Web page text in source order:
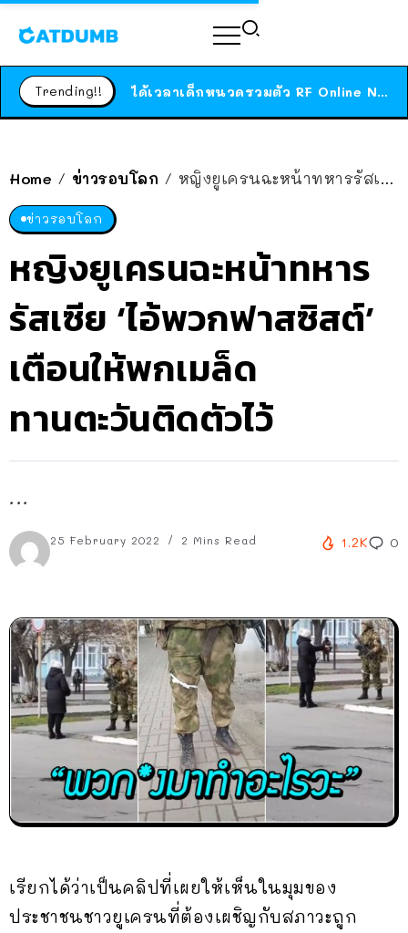
Trending!! ได้เวลาเด็กหนวดรวมตัว RF Online Next เปิดให้เล่นแล้ว เกม Sci-Fi MMORPG ระดับตำนาน เล่นได้ทั้งมือถือและ PC
Home / ข่าวรอบโลก / หญิงยูเครนฉะหน้าทหารรัสเซีย ‘ไอ้พวกฟาสซิสต์’ เตือนให้พกเมล็ดทานตะวันติดตัวไว้
ข่าวรอบโลก
หญิงยูเครนฉะหน้าทหาร
รัสเซีย ‘ไอ้พวกฟาสซิสต์’
เตือนให้พกเมล็ด
ทานตะวันติดตัวไว้
...
25 February 2022 2 Mins Read 1.2K 0
เรียกได้ว่าเป็นคลิปที่เผยให้เห็นในมุมของ
ประชาชนชาวยูเครนที่ต้องเผชิญกับสภาวะถูก